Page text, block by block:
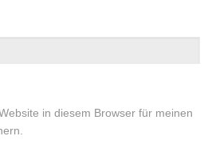
in diesem Browser für meinen